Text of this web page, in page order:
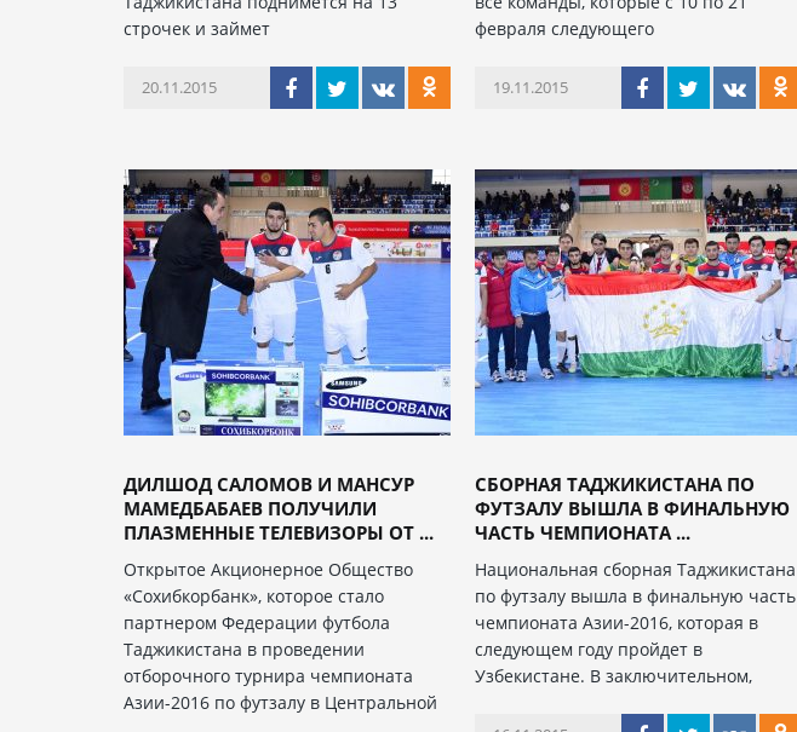
строчек и займет
20.11.2015
февраля следующего
19.11.2015
ДИЛШОД САЛОМОВ И МАНСУР
МАМЕДБАБАЕВ ПОЛУЧИЛИ
ПЛАЗМЕННЫЕ ТЕЛЕВИЗОРЫ ОТ ...
Открытое Акционерное Общество
«Сохибкорбанк», которое стало
партнером Федерации футбола
Таджикистана в проведении
отборочного турнира чемпионата
Азии-2016 по футзалу в Центральной
СБОРНАЯ ТАДЖИКИСТАНА ПО
ФУТЗАЛУ ВЫШЛА В ФИНАЛЬНУЮ
ЧАСТЬ ЧЕМПИОНАТА ...
Национальная сборная Таджикистана
по футзалу вышла в финальную часть
чемпионата Азии-2016, которая в
следующем году пройдет в
Узбекистане. В заключительном,